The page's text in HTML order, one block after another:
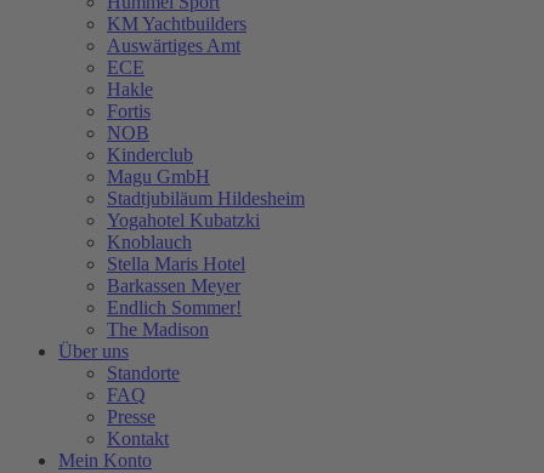
KM Yachtbuilders
Auswärtiges Amt
ECE
Hakle
Fortis
NOB
Kinderclub
Magu GmbH
Stadtjubiläum Hildesheim
Yogahotel Kubatzki
Knoblauch
Stella Maris Hotel
Barkassen Meyer
Endlich Sommer!
The Madison
Über uns
Standorte
FAQ
Presse
Kontakt
Mein Konto